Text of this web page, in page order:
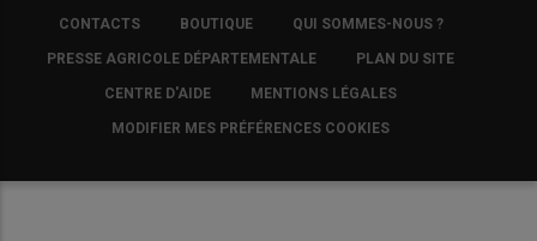
FOOTER
COPYRIGHT
CONTACTS BOUTIQUE QUI SOMMES-NOUS ?
PRESSE AGRICOLE DÉPARTEMENTALE PLAN DU SITE
CENTRE D'AIDE MENTIONS LÉGALES
MODIFIER MES PRÉFÉRENCES COOKIES